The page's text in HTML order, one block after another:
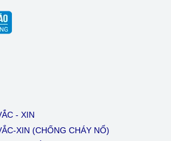
- XIN
XIN (CHỐNG CHÁY NỔ)